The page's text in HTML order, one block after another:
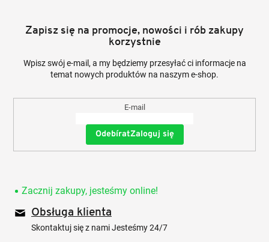
Zapisz się na promocje, nowości i rób zakupy
korzystnie
Wpisz swój e-mail, a my będziemy przesyłać ci informacje na
temat nowych produktów na naszym e-shop.
E-mail
Zaloguj się
Zacznij zakupy, jesteśmy online!
Obsługa klienta
Skontaktuj się z nami Jesteśmy 24/7